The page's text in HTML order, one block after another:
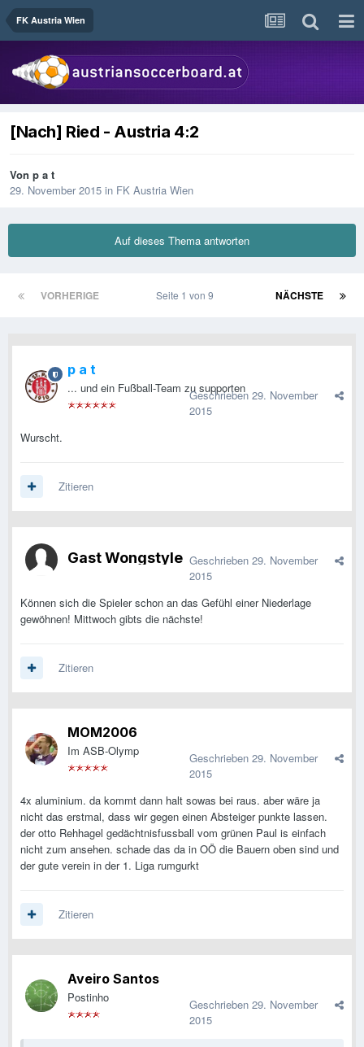
FK Austria Wien
[Nach] Ried - Austria 4:2
Von p a t
29. November 2015 in FK Austria Wien
Auf dieses Thema antworten
VORHERIGE NÄCHSTE
Seite 1 von 9
p a t
... und ein Fußball-Team zu supporten
Geschrieben 29. November
2015
Wurscht.
Zitieren
Gast Wongstyle Geschrieben 29. November
2015
Können sich die Spieler schon an das Gefühl einer Niederlage
gewöhnen! Mittwoch gibts die nächste!
Zitieren
MOM2006
Im ASB-Olymp Geschrieben 29. November
2015
4x aluminium. da kommt dann halt sowas bei raus. aber wäre ja
nicht das erstmal, dass wir gegen einen Absteiger punkte lassen.
der otto Rehhagel gedächtnisfussball vom grünen Paul is einfach
nicht zum ansehen. schade das da in OÖ die Bauern oben sind und
der gute verein in der 1. Liga rumgurkt
Zitieren
Aveiro Santos
Postinho Geschrieben 29. November
2015